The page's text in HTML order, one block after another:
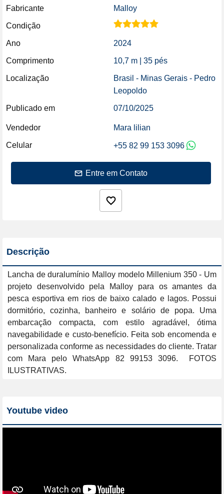
Fabricante Malloy
Condição
Ano 2024
Comprimento 10,7 m | 35 pés
Localização
Brasil - Minas Gerais - Pedro
Leopoldo
Publicado em 07/10/2025
Vendedor Mara lilian
Celular +55 82 99 153 3096
Entre em Contato
Descrição
Lancha de duralumínio Malloy modelo Millenium 350 - Um
projeto desenvolvido pela Malloy para os amantes da
pesca esportiva em rios de baixo calado e lagos. Possui
dormitório, cozinha, banheiro e solário de popa. Uma
embarcação compacta, com estilo agradável, ótima
navegabilidade e custo-benefício. Feita sob encomenda e
personalizada conforme as necessidades do cliente. Tratar
com Mara pelo WhatsApp 82 99153 3096.  FOTOS
ILUSTRATIVAS.
Youtube video